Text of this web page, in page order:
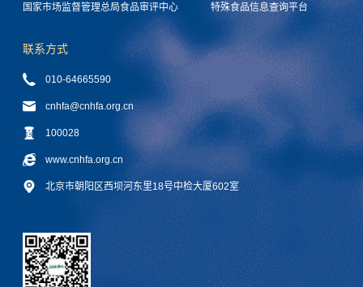
国家市场监督管理总局食品审评中心 特殊食品信息查询平台
联系方式
010-64665590
cnhfa@cnhfa.org.cn
100028
www.cnhfa.org.cn
北京市朝阳区西坝河东里18号中检大厦602室